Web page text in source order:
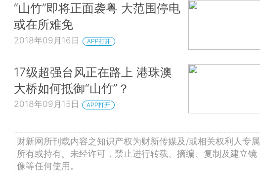
“山竹”即将正面袭粤 大范围停电
或在所难免
2018年09月16日 APP打开
17级超强台风正在路上 港珠澳
大桥如何抵御“山竹”？
2018年09月15日 APP打开
财新网所刊载内容之知识产权为财新传媒及/或相关权利人专属
所有或持有。未经许可，禁止进行转载、摘编、复制及建立镜
像等任何使用。